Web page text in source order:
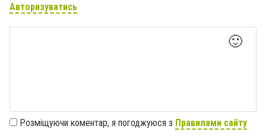
Авторизуватись
🙂
Розміщуючи коментар, я погоджуюся з Правилами сайту